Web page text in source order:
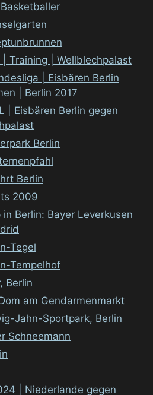
| Training | Wellblechpalast
| Eisbären Berlin
| Berlin 2017
| Eisbären Berlin gegen
Berlin
Berlin
2009
Berlin: Bayer Leverkusen
Tegel
Tempelhof
Berlin
am Gendarmenmarkt
Jahn-Sportpark, Berlin
Schneemann
| Niederlande gegen